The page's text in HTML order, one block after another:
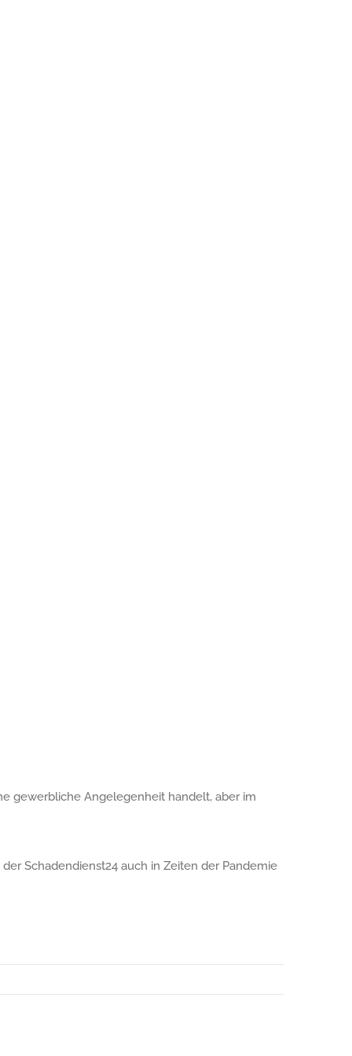
gewerbliche Angelegenheit handelt, aber im
Schadendienst24 auch in Zeiten der Pandemie